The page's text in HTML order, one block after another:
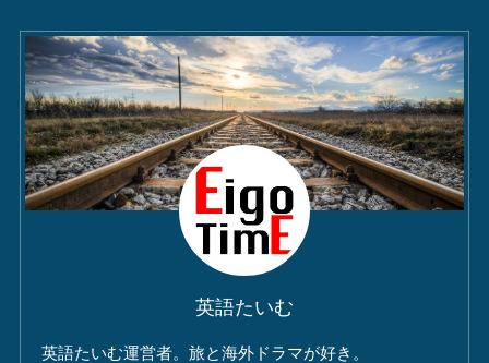
英語たいむ
英語たいむ運営者。旅と海外ドラマが好き。